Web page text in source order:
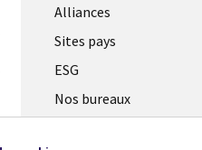
Alliances
Sites pays
ESG
Nos bureaux